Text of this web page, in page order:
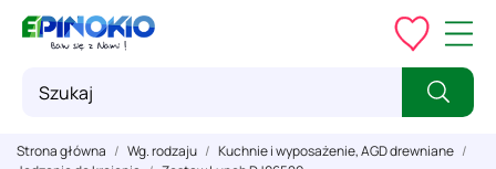
Strona główna Wg. rodzaju
Kuchnie i wyposażenie, AGD drewniane